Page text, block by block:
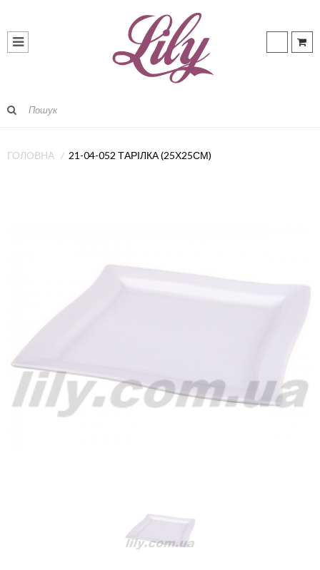
ГОЛОВНА 21-04-052 ТАРІЛКА (25Х25СМ)